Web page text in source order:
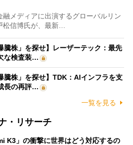
メディアに出演するグローバルリン
松信博氏が、最新…
騰株」を探せ】レーザーテック：最先
な検査装…
騰株」を探せ】TDK：AIインフラを支
長の再評…
一覧を見る
・リサーチ
K3」の衝撃に世界はどう対応するの